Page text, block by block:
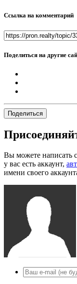
Ссылка на комментарий
Поделиться на другие
Поделиться
Вы можете написать
у вас есть аккаунт,
имени своего